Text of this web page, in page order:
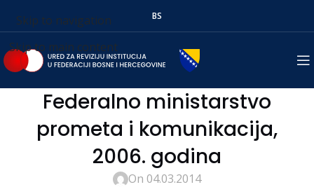
Skip to navigation
Skip to main content
BS
Federalno ministarstvo
prometa i komunikacija,
2006. godina
On 04.03.2014